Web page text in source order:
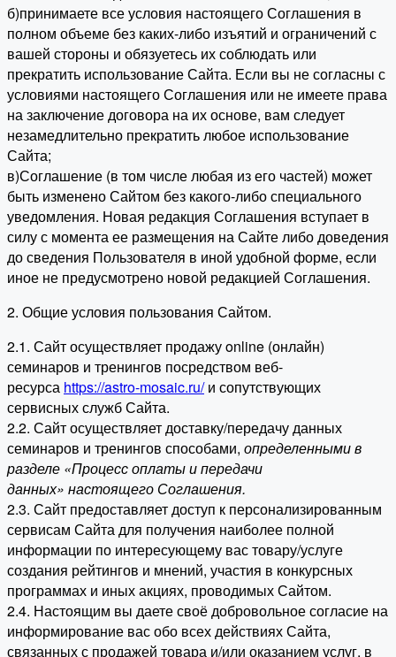
б)принимаете все условия настоящего Соглашения в
полном объеме без каких-либо изъятий и ограничений с
вашей стороны и обязуетесь их соблюдать или
прекратить использование Сайта. Если вы не согласны с
условиями настоящего Соглашения или не имеете права
на заключение договора на их основе, вам следует
незамедлительно прекратить любое использование
Сайта;
в)Соглашение (в том числе любая из его частей) может
быть изменено Сайтом без какого-либо специального
уведомления. Новая редакция Соглашения вступает в
силу с момента ее размещения на Сайте либо доведения
до сведения Пользователя в иной удобной форме, если
иное не предусмотрено новой редакцией Соглашения.
2. Общие условия пользования Сайтом.
2.1. Сайт осуществляет продажу online (онлайн)
семинаров и тренингов посредством веб-
ресурса https://astro-mosaic.ru/и сопутствующих
сервисных служб Сайта.
2.2. Сайт осуществляет доставку/передачу данных
семинаров и тренингов способами, определенными в
разделе «Процесс оплаты и передачи
данных» настоящего Соглашения.
2.3. Сайт предоставляет доступ к персонализированным
сервисам Сайта для получения наиболее полной
информации по интересующему вас товару/услуге
создания рейтингов и мнений, участия в конкурсных
программах и иных акциях, проводимых Сайтом.
2.4. Настоящим вы даете своё добровольное согласие на
информирование вас обо всех действиях Сайта,
связанных с продажей товара и/или оказанием услуг, в